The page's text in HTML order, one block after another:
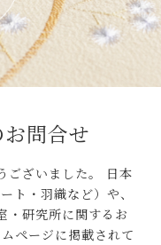
問合せ
ざいました。
日本
ト・羽織など）や、
・研究所に関するお
ページに掲載されて